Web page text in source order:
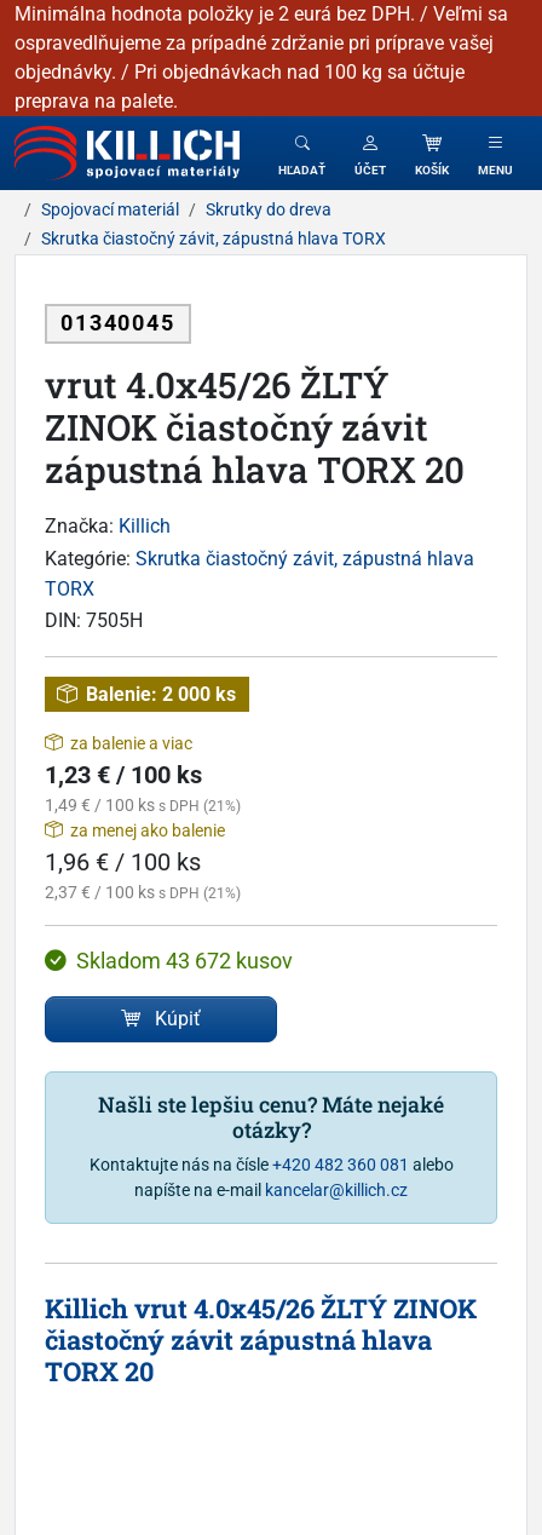
Minimálna hodnota položky je 2 eurá bez DPH. / Veľmi sa
ospravedlňujeme za prípadné zdržanie pri príprave vašej
objednávky. / Pri objednávkach nad 100 kg sa účtuje
preprava na palete.
KILLICH - Spojovacie materiály
HĽADAŤ ÚČET KOŠÍK MENU
Spojovací materiál
Skrutky do dreva
Skrutka čiastočný závit, zápustná hlava TORX
01340045
vrut 4.0x45/26 ŽLTÝ
ZINOK čiastočný závit
zápustná hlava TORX 20
Značka: Killich
Kategórie: Skrutka čiastočný závit, zápustná hlava
TORX
DIN: 7505H
Balenie: 2 000 ks
za balenie a viac
1,23 € / 100 ks
1,49 € / 100 ks s DPH (21%)
za menej ako balenie
1,96 € / 100 ks
2,37 € / 100 ks s DPH (21%)
Skladom 43 672 kusov
Kúpiť
Našli ste lepšiu cenu? Máte nejaké
otázky?
Kontaktujte nás na čísle+420 482 360 081 alebo
napíšte na e-mail kancelar@killich.cz
Killich vrut 4.0x45/26 ŽLTÝ ZINOK
čiastočný závit zápustná hlava
TORX 20